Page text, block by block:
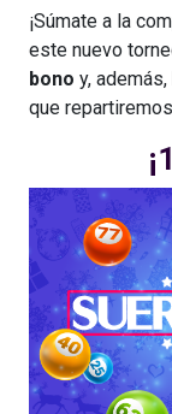
¡Súmate a la
este nuevo
bono y,
que repartiremos